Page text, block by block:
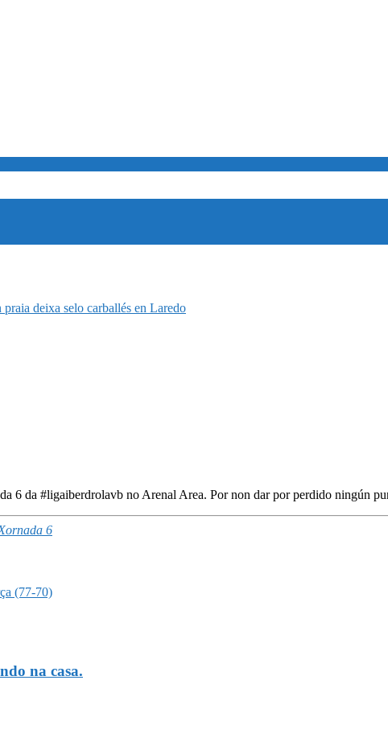
deixa selo carballés en Laredo
da #ligaiberdrolavb no Arenal Area. Por non dar por perdido ningún
6
(77-70)
na casa.